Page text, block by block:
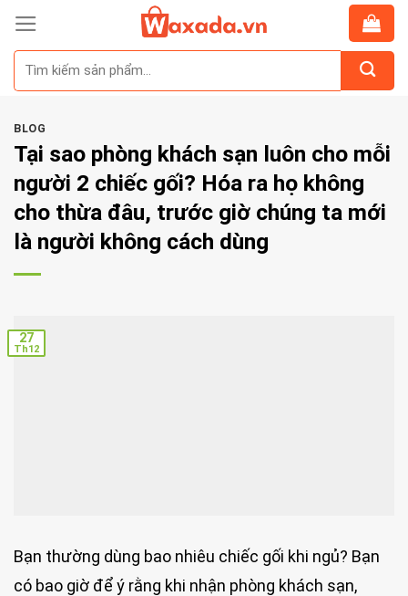
Skip
content
BLOG
Tại sao phòng khách sạn luôn cho mỗi
người 2 chiếc gối? Hóa ra họ không
cho thừa đâu, trước giờ chúng ta mới
là người không cách dùng
27
Th12
Bạn thường dùng bao nhiêu chiếc gối khi ngủ? Bạn
có bao giờ để ý rằng khi nhận phòng khách sạn,